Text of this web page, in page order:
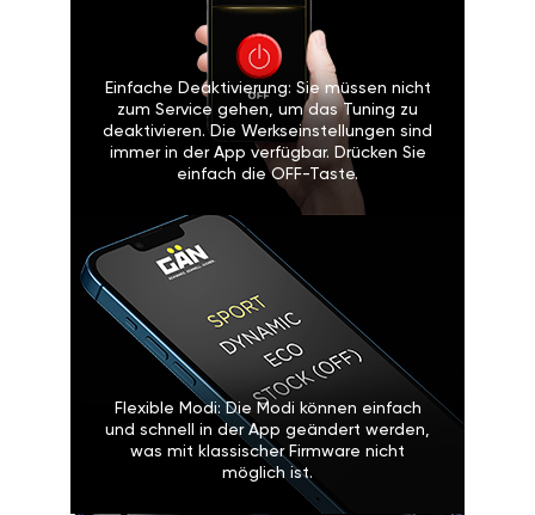
Einfache Deaktivierung: Sie müssen nicht
zum Service gehen, um das Tuning zu
deaktivieren. Die Werkseinstellungen sind
immer in der App verfügbar. Drücken Sie
einfach die OFF-Taste.
Flexible Modi: Die Modi können einfach
und schnell in der App geändert werden,
was mit klassischer Firmware nicht
möglich ist.